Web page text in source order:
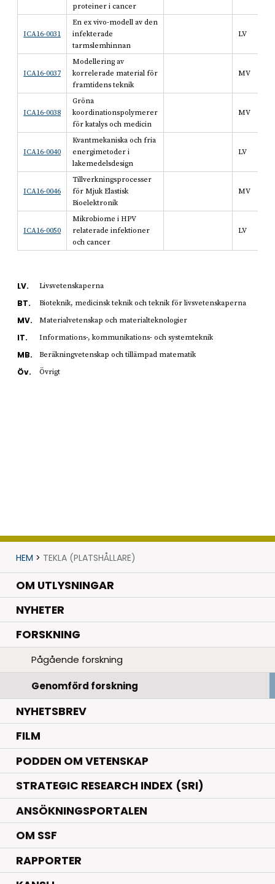
proteiner i cancer
ICA16-0031
En ex vivo-modell av den
infekterade
tarmslemhinnan
LV
ICA16-0037
Modellering av
korrelerade material för
framtidens teknik
MV
ICA16-0038
Gröna
koordinationspolymerer
för katalys och medicin
MV
ICA16-0040
Kvantmekaniska och fria
energimetoder i
lakemedelsdesign
LV
ICA16-0046
Tillverkningsprocesser
för Mjuk Elastisk
Bioelektronik
MV
ICA16-0050
Mikrobiome i HPV
relaterade infektioner
och cancer
LV
LV. Livsvetenskaperna
BT. Bioteknik, medicinsk teknik och teknik för livsvetenskaperna
MV. Materialvetenskap och materialteknologier
IT. Informations-, kommunikations- och systemteknik
MB. Beräkningvetenskap och tillämpad matematik
Öv. Övrigt
HEM > TEKLA (PLATSHÅLLARE)
OM UTLYSNINGAR
NYHETER.
FORSKNING.
Pågående forskning
Genomförd forskning
NYHETSBREV
FILM
PODDEN OM VETENSKAP
STRATEGIC RESEARCH INDEX (SRI)
ANSÖKNINGSPORTALEN
OM SSF
RAPPORTER